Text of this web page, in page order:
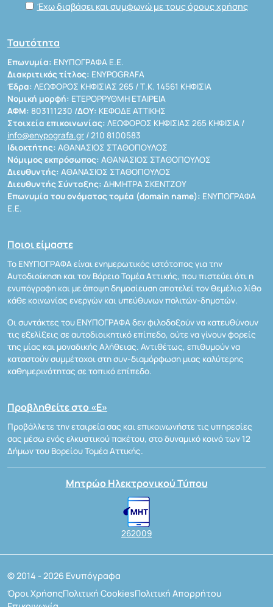
Έχω διαβάσει και συμφωνώ με τους όρους χρήσης
Ταυτότητα
Επωνυμία: ΕΝΥΠΟΓΡΑΦΑ Ε.Ε.
Διακριτικός τίτλος: ENYPOGRAFA
Έδρα: ΛΕΩΦΟΡΟΣ ΚΗΦΙΣΙΑΣ 265 / Τ.Κ. 14561 ΚΗΦΙΣΙΑ
Νομική μορφή: ΕΤΕΡΟΡΡΥΘΜΗ ΕΤΑΙΡΕΙΑ
ΑΦΜ: 803111230 /ΔΟΥ: ΚΕΦΟΔΕ ΑΤΤΙΚΗΣ
Στοιχεία επικοινωνίας: ΛΕΩΦΟΡΟΣ ΚΗΦΙΣΙΑΣ 265 ΚΗΦΙΣΙΑ /
info@enypografa.gr / 210 8100583
Ιδιοκτήτης: ΑΘΑΝΑΣΙΟΣ ΣΤΑΘΟΠΟΥΛΟΣ
Νόμιμος εκπρόσωπος: ΑΘΑΝΑΣΙΟΣ ΣΤΑΘΟΠΟΥΛΟΣ
Διευθυντής: ΑΘΑΝΑΣΙΟΣ ΣΤΑΘΟΠΟΥΛΟΣ
Διευθυντής Σύνταξης: ΔΗΜΗΤΡΑ ΣΚΕΝΤΖΟΥ
Επωνυμία του ονόματος τομέα (domain name): ΕΝΥΠΟΓΡΑΦΑ
Ε.Ε.
Ποιοι είμαστε
Το ΕΝΥΠΟΓΡΑΦΑ είναι ενημερωτικός ιστότοπος για την
Αυτοδιοίκηση και τον Βόρειο Τομέα Αττικής, που πιστεύει ότι η
ενυπόγραφη και με άποψη δημοσίευση αποτελεί τον θεμέλιο λίθο
κάθε κοινωνίας ενεργών και υπεύθυνων πολιτών-δημοτών.
Οι συντάκτες του ΕΝΥΠΟΓΡΑΦΑ δεν φιλοδοξούν να κατευθύνουν
τις εξελίξεις σε αυτοδιοικητικό επίπεδο, ούτε να γίνουν φορείς
της μίας και μοναδικής Αλήθειας. Αντιθέτως, επιθυμούν να
καταστούν συμμέτοχοι στη συν-διαμόρφωση μιας καλύτερης
καθημερινότητας σε τοπικό επίπεδο.
Προβληθείτε στο «Ε»
Προβάλλετε την εταιρεία σας και επικοινωνήστε τις υπηρεσίες
σας μέσω ενός ελκυστικού πακέτου, στο δυναμικό κοινό των 12
Δήμων του Βορείου Τομέα Αττικής.
Μητρώο Ηλεκτρονικού Τύπου
262009
© 2014 - 2026 Ενυπόγραφα
Όροι ΧρήσηςΠολιτική CookiesΠολιτική Απορρήτου